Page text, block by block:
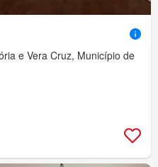
e Vera Cruz, Município de